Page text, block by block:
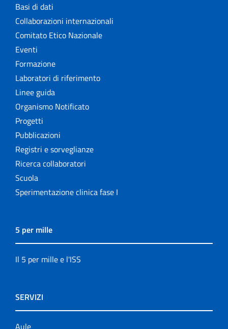
Basi di dati
Collaborazioni internazionali
Comitato Etico Nazionale
Eventi
Formazione
Laboratori di riferimento
Linee guida
Organismo Notificato
Progetti
Pubblicazioni
Registri e sorveglianze
Ricerca collaboratori
Scuola
Sperimentazione clinica fase I
5 per mille
Il 5 per mille e l'ISS
SERVIZI
Aule